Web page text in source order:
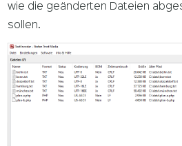
wie die geänderten Dateien
sollen.